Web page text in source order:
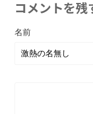
コメントを残
名前